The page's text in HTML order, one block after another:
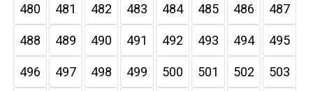
480 481 482 483 484 485 486 487
488 489 490 491 492 493 494 495
496 497 498 499 500 501 502 503